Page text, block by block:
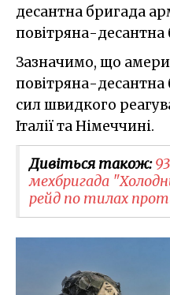
десантна бригада
повітряна-десантна
Зазначимо, що
повітряна-десантна
сил швидкого
Італії та Німеччині.
Дивіться також:
мехбригада
рейд по тилах